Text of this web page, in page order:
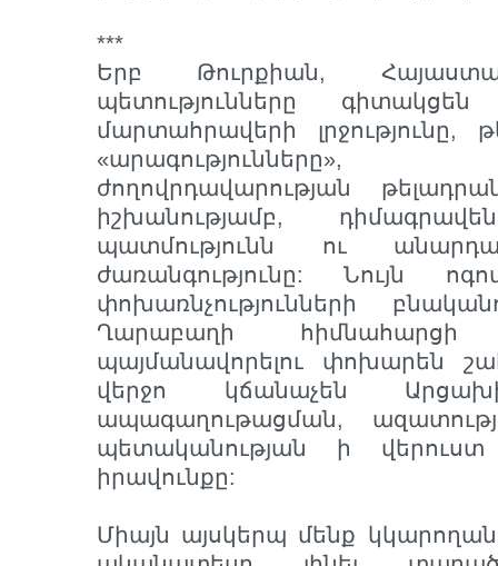
***
Երբ Թուրքիան,
պետությունները
մարտահրավերի
ժողովրդավարության
իշխանությամբ,
պատմությունն ու
ժառանգությունը: Նույն
փոխառնչությունների
Ղարաբաղի հիմնահարցի
պայմանավորելու փոխարեն
վերջո կճանաչեն
ապագաղութացման,
պետականության ի
իրավունքը:
Միայն այսկերպ մենք